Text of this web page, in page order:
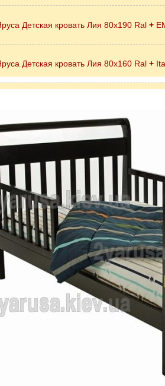
Детская кровать Лия 80х190 Ral +
Детская кровать Лия 80х160 Ral +